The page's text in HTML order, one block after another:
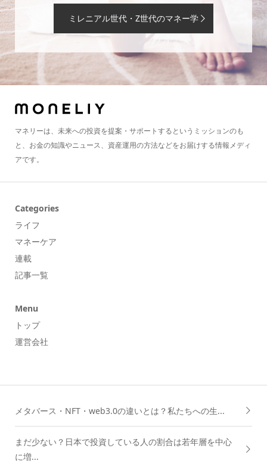
ミレニアル世代・Z世代のマネー学
マネリーは、未来への投資を提案・サポートするというミッションのも
と、お金の知識やニュース、資産運用の方法などをお届けする情報メディ
アです。
Categories
ライフ
マネーケア
連載
記事一覧
Menu
トップ
運営会社
メタバース・NFT・web3.0の違いとは？私たちへの生...
まだ少ない？日本で投資している人の割合は若年層を中心
に増...